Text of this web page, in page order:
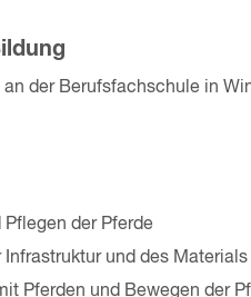
an der Berufsfachschule in
Pflegen der Pferde
Infrastruktur und des Materials
Pferden und Bewegen der